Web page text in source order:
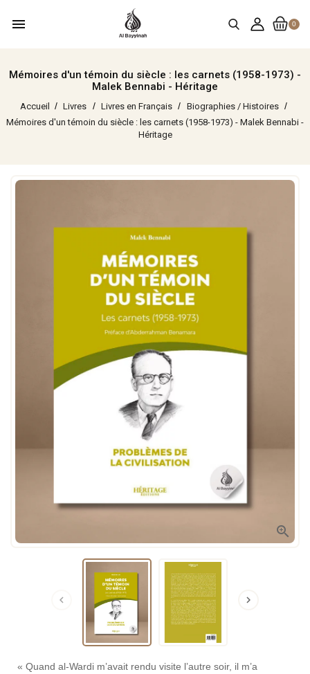
0
menu
Mémoires d'un témoin du siècle : les carnets (1958-1973) -
Malek Bennabi - Héritage
Accueil Livres Livres en Français
Biographies / Histoires
Mémoires d'un témoin du siècle : les carnets (1958-1973) - Malek Bennabi -
Héritage

 
« Quand al-Wardi m’avait rendu visite l’autre soir, il m’a